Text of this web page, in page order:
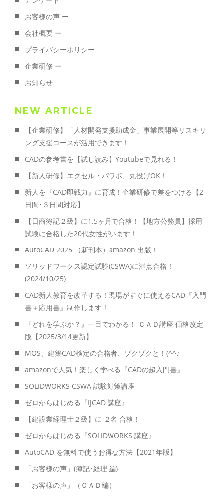
お客様の声 ー
会社概要 ー
プライバシーポリシー
企業研修 ー
お知らせ
NEW ARTICLE
【企業研修】「人材開発支援助成金」事業展開等リスキリ
ング支援コースが活用できます！
CADの参考書を【試し読み】Youtubeで見れる！
【新人研修】エクセル・パワポ、丸投げOK！
新人を『CAD即戦力』に育成！企業研修で差をつける【2
日間･３日間対応】
【日商簿記２級】に1.5ヶ月で合格！【地方公務員】採用
試験に合格した20代女性がいます！
AutoCAD 2025 （新刊本）amazon 出版！
ソリッドワークス認定試験(CSWA)に満点合格！
(2024/10/25)
CAD新人教育を改革する！現場がすぐに使えるCAD『入門
書＋応用書』制作します！
『どれを学ぶか？』一目でわかる！ ＣＡＤ講座 価格改定
版【2025/3/14更新】
MOS、建築CAD検定の合格者、ゾクゾクと！(^^♪
amazonで人気！楽しく学べる『CADの超入門書』
SOLIDWORKS CSWA 試験対策講座
ゼロからはじめる『IJCAD 講座』
【建設業経理士２級】に ２名 合格！
ゼロからはじめる『SOLIDWORKS 講座』
AutoCAD を無料で使うお得な方法【2021年版】
「お客様の声」(簿記･経理 編)
「お客様の声」（ＣＡＤ編）